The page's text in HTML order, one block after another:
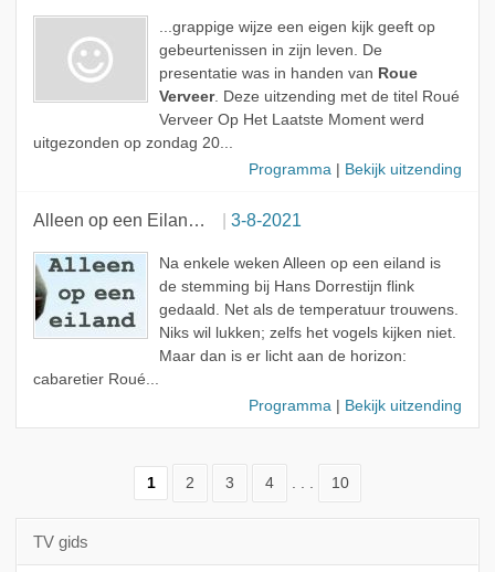
...grappige wijze een eigen kijk geeft op
gebeurtenissen in zijn leven. De
presentatie was in handen van Roue
Verveer. Deze uitzending met de titel Roué
Verveer Op Het Laatste Moment werd
uitgezonden op zondag 20...
Programma
Bekijk uitzending
Alleen op een Eiland met Hans Dorrestijn 3-8-2021
Na enkele weken Alleen op een eiland is
de stemming bij Hans Dorrestijn flink
gedaald. Net als de temperatuur trouwens.
Niks wil lukken; zelfs het vogels kijken niet.
Maar dan is er licht aan de horizon:
cabaretier Roué...
Programma
Bekijk uitzending
1 2 3 4 . . . 10
TV gids